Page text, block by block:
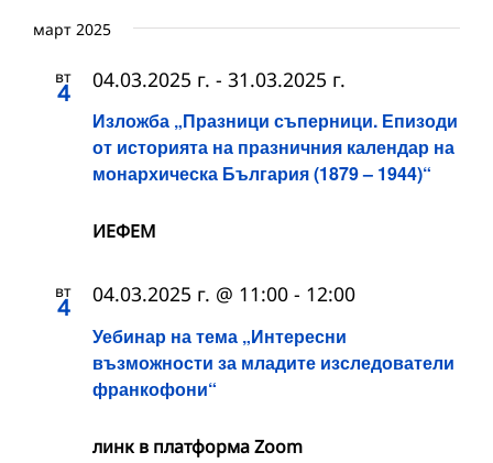
март 2025
вт
4
Изложба „Празници съперници. Епизоди
от историята на празничния календар на
монархическа България (1879 – 1944)“
04.03.2025 г. - 31.03.2025 г.
ИЕФЕМ
вт
4
Уебинар на тема „Интересни
възможности за младите изследователи
франкофони“
04.03.2025 г. @ 11:00 - 12:00
линк в платформа Zoom